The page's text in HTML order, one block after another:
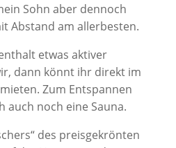
Sohn aber dennoch
Abstand am allerbesten.
etwas aktiver
dann könnt ihr direkt im
Zum Entspannen
auch noch eine Sauna.
des preisgekrönten